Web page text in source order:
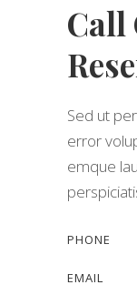
Call
Sed ut
error
emque
PHONE
EMAIL